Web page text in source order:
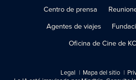
Centro de prensa
Agentes de viajes
Oficina de Cine de KC
Legal Mapa del sitio